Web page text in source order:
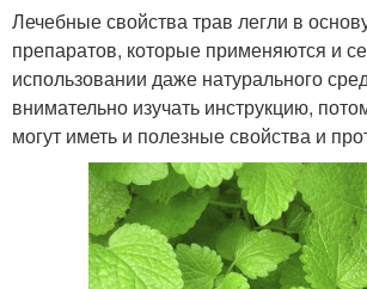
Лечебные свойства трав легли в
препаратов, которые применяются и
использовании даже натурального
внимательно изучать инструкцию,
могут иметь и полезные свойства и